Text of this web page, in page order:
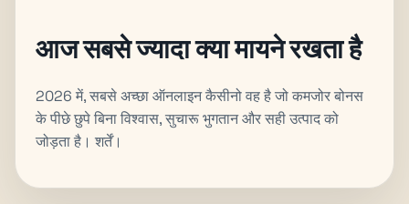
आज सबसे ज्यादा क्या मायने रखता है
2026 में, सबसे अच्छा ऑनलाइन कैसीनो वह है जो कमजोर बोनस
के पीछे छुपे बिना विश्वास, सुचारू भुगतान और सही उत्पाद को
जोड़ता है। शर्तें।